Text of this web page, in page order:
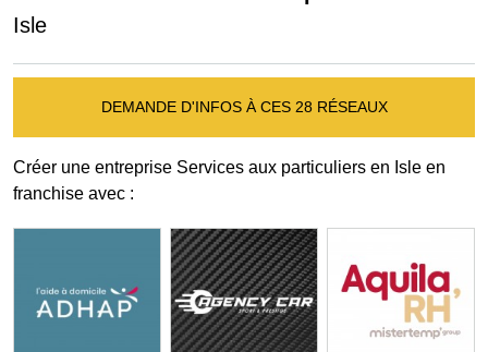
Isle
DEMANDE D'INFOS À CES 28 RÉSEAUX
Créer une entreprise Services aux particuliers en Isle en
franchise avec :